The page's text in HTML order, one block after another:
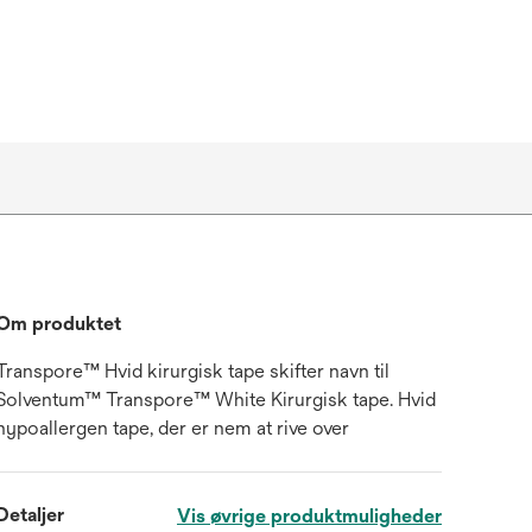
produktet
Hvid kirurgisk tape skifter navn til
Transpore™ White Kirurgisk tape. Hvid
tape, der er nem at rive over
Vis øvrige produktmuligheder